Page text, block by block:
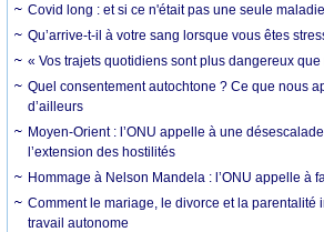
Covid long : et si ce n'était pas une seule
Qu’arrive-t-il à votre sang lorsque vous êtes
« Vos trajets quotidiens sont plus dangereux
Quel consentement autochtone ? Ce que nous
d’ailleurs
Moyen-Orient : l’ONU appelle à une
l’extension des hostilités
Hommage à Nelson Mandela : l’ONU appelle à
Comment le mariage, le divorce et la parentalité
travail autonome